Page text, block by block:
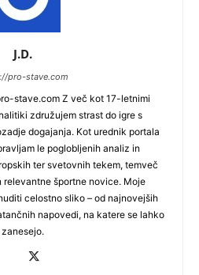
J.D.
pro-stave.com
stave.com Z več kot 17-letnimi
združujem strast do igre s
dogajanja. Kot urednik portala
le poglobljenih analiz in
ter svetovnih tekem, temveč
relevantne športne novice. Moje
celostno sliko – od najnovejših
napovedi, na katere se lahko
zanesejo.